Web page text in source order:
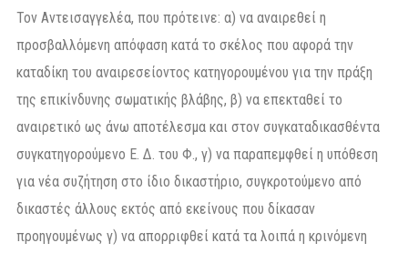
Τον Αντεισαγγελέα, που πρότεινε: α) να αναιρεθεί η
προσβαλλόμενη απόφαση κατά το σκέλος που αφορά την
καταδίκη του αναιρεσείοντος κατηγορουμένου για την πράξη
της επικίνδυνης σωματικής βλάβης, β) να επεκταθεί το
αναιρετικό ως άνω αποτέλεσμα και στον συγκαταδικασθέντα
συγκατηγορούμενο Ε. Δ. του Φ., γ) να παραπεμφθεί η υπόθεση
για νέα συζήτηση στο ίδιο δικαστήριο, συγκροτούμενο από
δικαστές άλλους εκτός από εκείνους που δίκασαν
προηγουμένως γ) να απορριφθεί κατά τα λοιπά η κρινόμενη